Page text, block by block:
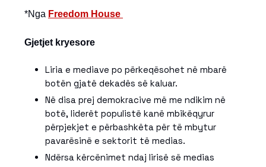
*Nga Freedom House
Gjetjet kryesore
Liria e mediave po përkeqësohet në mbarë
botën gjatë dekadës së kaluar.
Në disa prej demokracive më me ndikim në
botë, liderët populistë kanë mbikëqyrur
përpjekjet e përbashkëta për të mbytur
pavarësinë e sektorit të medias.
Ndërsa kërcënimet ndaj lirisë së medias